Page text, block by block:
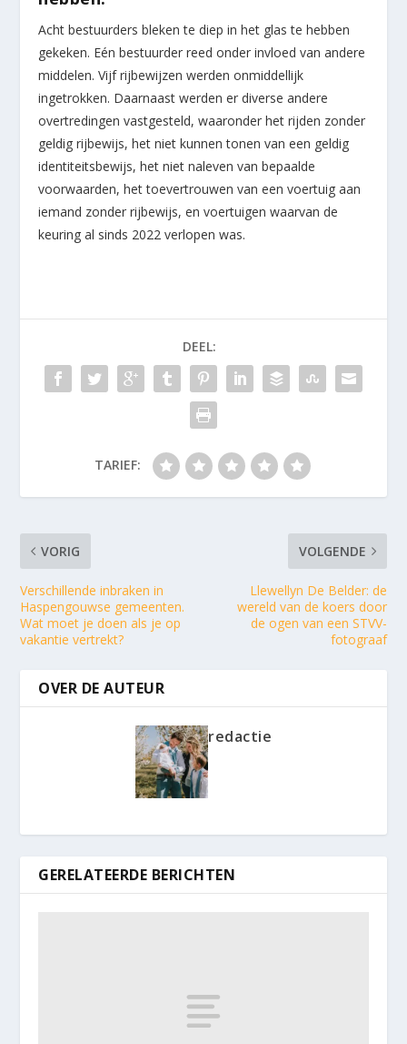
Acht bestuurders bleken te diep in het glas te hebben
gekeken. Eén bestuurder reed onder invloed van andere
middelen. Vijf rijbewijzen werden onmiddellijk
ingetrokken. Daarnaast werden er diverse andere
overtredingen vastgesteld, waaronder het rijden zonder
geldig rijbewijs, het niet kunnen tonen van een geldig
identiteitsbewijs, het niet naleven van bepaalde
voorwaarden, het toevertrouwen van een voertuig aan
iemand zonder rijbewijs, en voertuigen waarvan de
keuring al sinds 2022 verlopen was.
DEEL:
TARIEF:
VORIG
Verschillende inbraken in
Haspengouwse gemeenten.
Wat moet je doen als je op
vakantie vertrekt?
VOLGENDE
Llewellyn De Belder: de
wereld van de koers door
de ogen van een STVV-
fotograaf
OVER DE AUTEUR
redactie
GERELATEERDE BERICHTEN